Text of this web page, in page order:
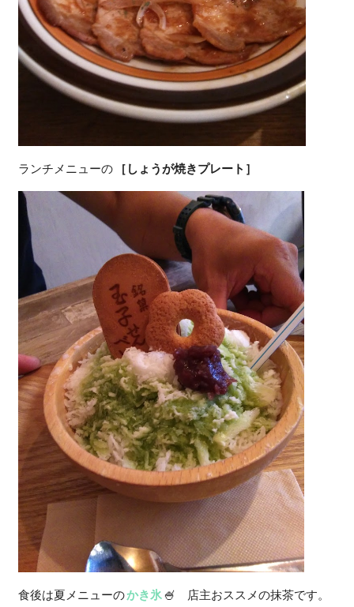
ランチメニューの ［しょうが焼きプレート］
食後は夏メニューのかき氷🍧 店主おススメの抹茶です。